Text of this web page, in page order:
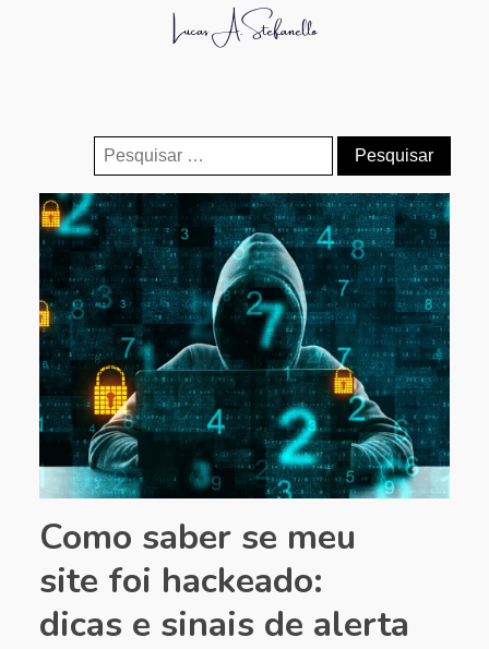
Lucas A. Stefanello
Pesquisar
por:
Como saber se meu
site foi hackeado:
dicas e sinais de alerta